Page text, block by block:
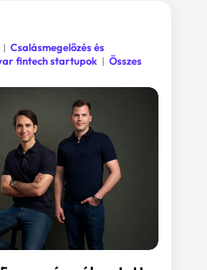
Csalásmegelőzés és
fintech startupok
Összes